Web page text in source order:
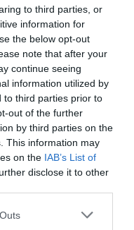
to third parties, or
information for
the below opt-out
note that after your
continue seeing
information utilized by
to third parties prior to
out of the further
by third parties on the
This information may
on the IAB’s List of
disclose it to other
2 PREISE ANZEIGEN
2 PREISE ANZEIGEN
Gemeinschaftsbad
ausgestattet.
ein Fenster mit Blick auf die
(gemeinsam mit dem
über einen Balkon mit
Bad.
zwei Fenster, einen großen